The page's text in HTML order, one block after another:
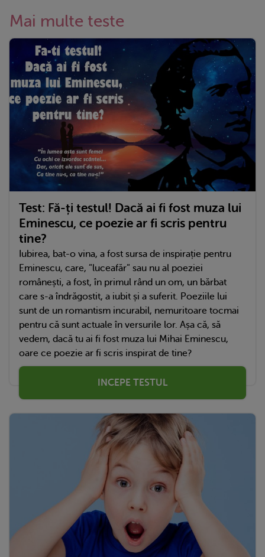
Mai multe teste
Test: Fă-ți testul! Dacă ai fi fost muza lui
Eminescu, ce poezie ar fi scris pentru
tine?
Iubirea, bat-o vina, a fost sursa de inspirație pentru
Eminescu, care, ”luceafăr” sau nu al poeziei
românești, a fost, în primul rând un om, un bărbat
care s-a îndrăgostit, a iubit și a suferit. Poeziile lui
sunt de un romantism incurabil, nemuritoare tocmai
pentru că sunt actuale în versurile lor. Așa că, să
vedem, dacă tu ai fi fost muza lui Mihai Eminescu,
oare ce poezie ar fi scris inspirat de tine?
INCEPE TESTUL